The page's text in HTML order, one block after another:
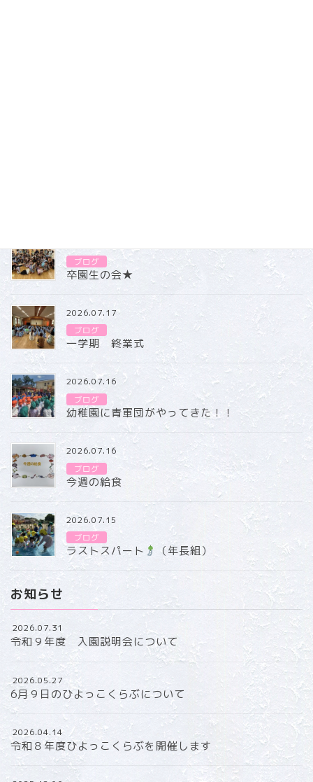
ブログ
卒園生の会★
2026.07.17
ブログ
一学期 終業式
2026.07.16
ブログ
幼稚園に青軍団がやってきた！！
2026.07.16
ブログ
今週の給食
2026.07.15
ブログ
ラストスパート （年長組）
お知らせ
2026.07.31
令和９年度 入園説明会について
2026.05.27
6月９日のひよっこくらぶについて
2026.04.14
令和８年度ひよっこくらぶを開催します